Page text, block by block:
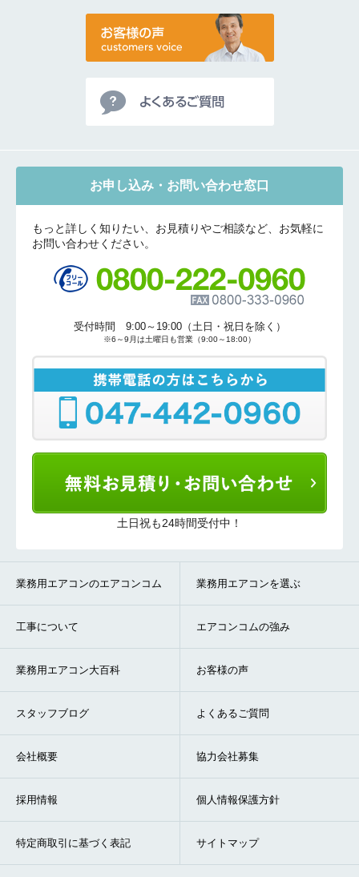
お申し込み・お問い合わせ窓口
もっと詳しく知りたい、お見積りやご相談など、お気軽に
お問い合わせください。
受付時間 9:00～19:00（土日・祝日を除く）
※6～9月は土曜日も営業（9:00～18:00）
土日祝も24時間受付中！
業務用エアコンのエアコンコム 業務用エアコンを選ぶ
工事について エアコンコムの強み
業務用エアコン大百科 お客様の声
スタッフブログ よくあるご質問
会社概要 協力会社募集
採用情報 個人情報保護方針
特定商取引に基づく表記 サイトマップ